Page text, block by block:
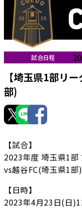
試合日程
【埼玉県1部リ
部)
【試合】
2023年度 埼玉県1部
vs越谷FC(埼玉県1部)
【日時】
2023年4月23日(日